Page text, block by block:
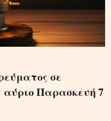
σε
αύριο Παρασκευή 7